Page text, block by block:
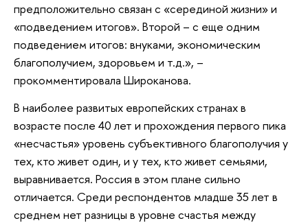
предположительно связан с «серединой жизни» и
«подведением итогов». Второй – с еще одним
подведением итогов: внуками, экономическим
благополучием, здоровьем и т.д.», –
прокомментировала Широканова.
В наиболее развитых европейских странах в
возрасте после 40 лет и прохождения первого пика
«несчастья» уровень субъективного благополучия у
тех, кто живет один, и у тех, кто живет семьями,
выравнивается. Россия в этом плане сильно
отличается. Среди респондентов младше 35 лет в
среднем нет разницы в уровне счастья между